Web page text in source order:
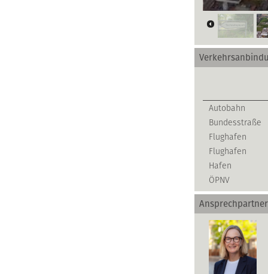
Autobahn
Bundesstraße
Flughafen
Flughafen
Hafen
ÖPNV
Ansprechpartner